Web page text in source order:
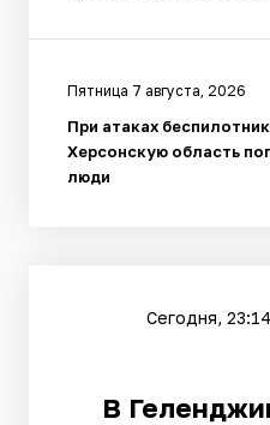
Пятница 7 августа, 2026
При атаках
Херсонскую область
люди
Сегодня, 23:14
В